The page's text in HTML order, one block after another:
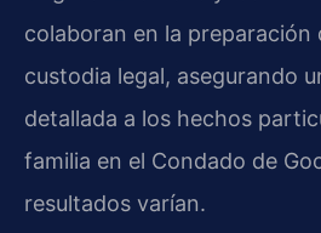
colaboran en la preparación
custodia legal, asegurando
detallada a los hechos
familia en el Condado de
resultados varían.